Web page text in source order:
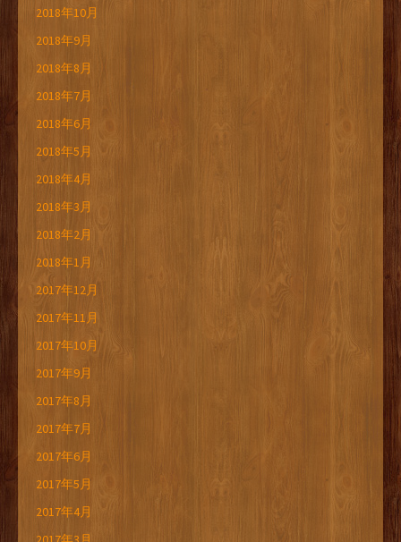
2018年10月
2018年9月
2018年8月
2018年7月
2018年6月
2018年5月
2018年4月
2018年3月
2018年2月
2018年1月
2017年12月
2017年11月
2017年10月
2017年9月
2017年8月
2017年7月
2017年6月
2017年5月
2017年4月